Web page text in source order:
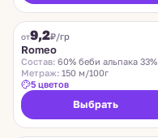
от9,2₽/гр
Romeo
Состав: 60% беби альпака 33% меринос 7% нейлон
Метраж: 150 м/100г
5 цветов
Выбрать